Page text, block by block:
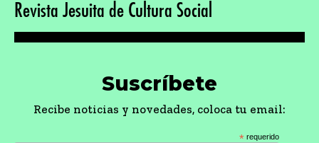
Revista Jesuita de Cultura Social
Suscríbete
Recibe noticias y novedades, coloca tu email:
* requerido